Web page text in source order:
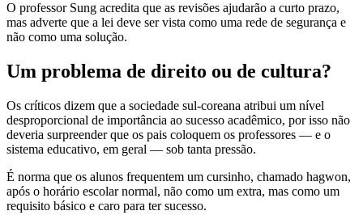
O professor Sung acredita que as revisões ajudarão a curto prazo,
mas adverte que a lei deve ser vista como uma rede de segurança e
não como uma solução.
Um problema de direito ou de cultura?
Os críticos dizem que a sociedade sul-coreana atribui um nível
desproporcional de importância ao sucesso acadêmico, por isso não
deveria surpreender que os pais coloquem os professores — e o
sistema educativo, em geral — sob tanta pressão.
É norma que os alunos frequentem um cursinho, chamado hagwon,
após o horário escolar normal, não como um extra, mas como um
requisito básico e caro para ter sucesso.